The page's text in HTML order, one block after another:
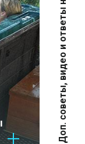
Доп. советы, видео и ответы на вопросы